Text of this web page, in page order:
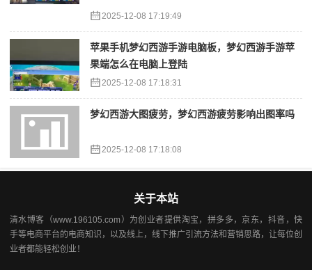
2025-12-08 17:19:49
苹果手机梦幻西游手游电脑板，梦幻西游手游苹
果端怎么在电脑上登陆
2025-12-08 17:18:31
梦幻西游大图疲劳，梦幻西游疲劳影响出图率吗
2025-12-08 17:18:08
关于本站
清水博客（www.196105.com）为创业者提供淘宝，拼多多，京东，抖音，快
手等电商平台的电商知识，以及线上，线下推广引流方法和营销思路，让每位创
业者都能轻松创业！